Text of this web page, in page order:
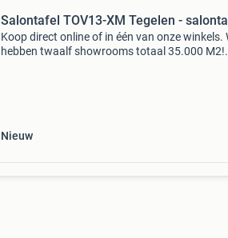
Salontafel TOV13-XM Tegelen -
Koop direct online of in één van onze winkels.
hebben twaalf showrooms totaal 35.000 M2!
Nieuw